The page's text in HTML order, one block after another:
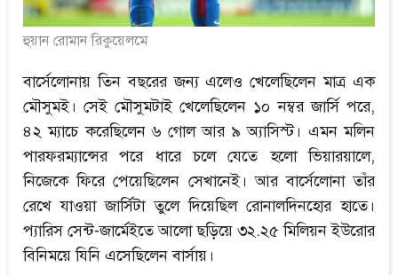
হুয়ান রোমান রিকুয়েলমে
বার্সেলোনায় তিন বছরের জন্য এলেও খেলেছিলেন মাত্র এক
মৌসুমই। সেই মৌসুমটাই খেলেছিলেন ১০ নম্বর জার্সি পরে,
৪২ ম্যাচে করেছিলেন ৬ গোল আর ৯ অ্যাসিস্ট। এমন মলিন
পারফরম্যান্সের পরে ধারে চলে যেতে হলো ভিয়ারয়ালে,
নিজেকে ফিরে পেয়েছিলেন সেখানেই। আর বার্সেলোনা তাঁর
রেখে যাওয়া জার্সিটা তুলে দিয়েছিল রোনালদিনহোর হাতে।
প্যারিস সেন্ট-জার্মেইতে আলো ছড়িয়ে ৩২.২৫ মিলিয়ন ইউরোর
বিনিময়ে যিনি এসেছিলেন বার্সায়।